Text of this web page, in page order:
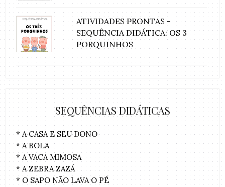
ATIVIDADES PRONTAS -
SEQUÊNCIA DIDÁTICA: OS 3
PORQUINHOS
SEQUÊNCIAS DIDÁTICAS
* A CASA E SEU DONO
* A BOLA
* A VACA MIMOSA
* A ZEBRA ZAZÁ
* O SAPO NÃO LAVA O PÉ